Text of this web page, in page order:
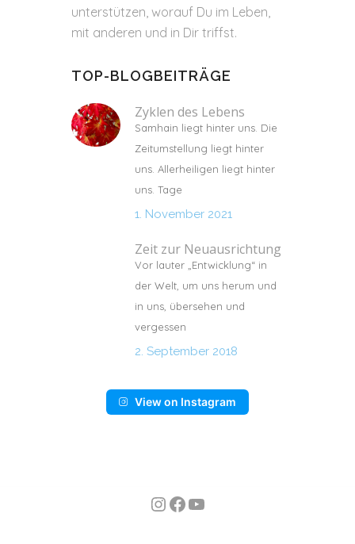
unterstützen, worauf Du im Leben,
mit anderen und in Dir triffst.
TOP-BLOGBEITRÄGE
Zyklen des Lebens
Samhain liegt hinter uns. Die
Zeitumstellung liegt hinter
uns. Allerheiligen liegt hinter
uns. Tage
1. November 2021
Zeit zur Neuausrichtung
Vor lauter „Entwicklung“ in
der Welt, um uns herum und
in uns, übersehen und
vergessen
2. September 2018
View on Instagram
Instagram
Facebook
YouTube